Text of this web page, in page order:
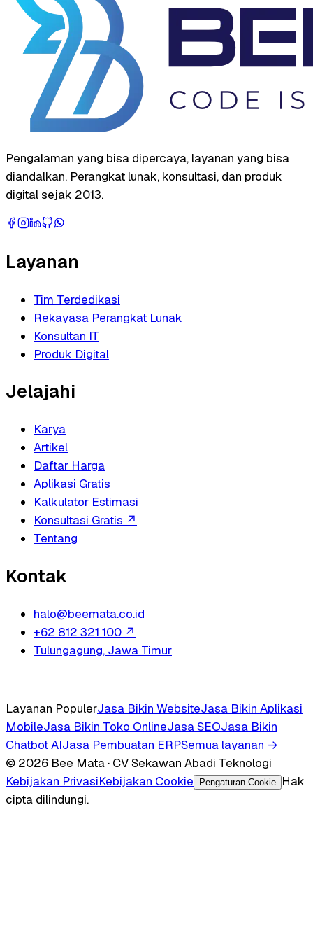
Pengalaman yang bisa dipercaya, layanan yang bisa
diandalkan. Perangkat lunak, konsultasi, dan produk
digital sejak 2013.
Layanan
Tim Terdedikasi
Rekayasa Perangkat Lunak
Konsultan IT
Produk Digital
Jelajahi
Karya
Artikel
Daftar Harga
Aplikasi Gratis
Kalkulator Estimasi
Konsultasi Gratis ↗
Tentang
Kontak
halo@beemata.co.id
+62 812 321 100 ↗
Tulungagung, Jawa Timur
Layanan PopulerJasa Bikin WebsiteJasa Bikin Aplikasi
MobileJasa Bikin Toko OnlineJasa SEOJasa Bikin
Chatbot AIJasa Pembuatan ERPSemua layanan →
© 2026 Bee Mata · CV Sekawan Abadi Teknologi
Kebijakan PrivasiKebijakan Cookie Pengaturan Cookie
Hak
cipta dilindungi.